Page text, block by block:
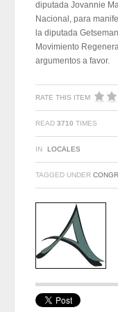
diputada Jovannie
Nacional, para
la diputada
Movimiento
argumentos a favor.
RATE THIS ITEM
READ 3710 TIMES
IN LOCALES
TAGGED UNDER